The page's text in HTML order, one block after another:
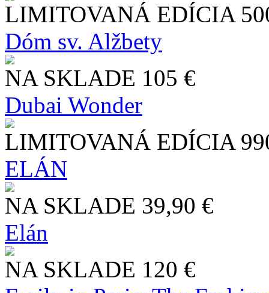
LIMITOVANÁ EDÍCIA
Dóm sv. Alžbety
NA SKLADE 105 €
Dubai Wonder
LIMITOVANÁ EDÍCIA
ELÁN
NA SKLADE 39,90 €
Elán
NA SKLADE 120 €